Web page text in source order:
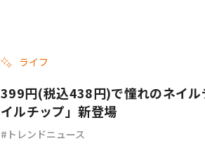
ライフ
399円(税込438円)で憧れのネイ
イルチップ」新登場
トレンドニュース